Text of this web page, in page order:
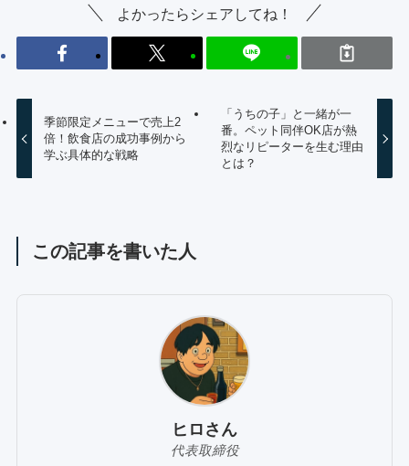
よかったらシェアしてね！
季節限定メニューで売上2
倍！飲食店の成功事例から
学ぶ具体的な戦略
「うちの子」と一緒が一
番。ペット同伴OK店が熱
烈なリピーターを生む理由
とは？
この記事を書いた人
ヒロさん
代表取締役